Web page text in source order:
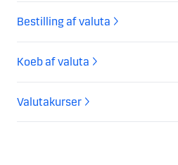
Bestilling af valuta
Koeb af valuta
Valutakurser